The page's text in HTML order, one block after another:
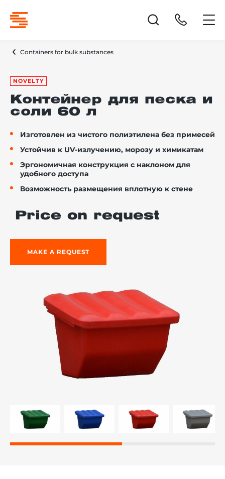
Containers for bulk substances
NOVELTY
Контейнер для песка и
соли 60 л
Изготовлен из чистого полиэтилена без примесей
Устойчив к UV-излучению, морозу и химикатам
Эргономичная конструкция с наклоном для
удобного доступа
Возможность размещения вплотную к стене
Price on request
MAKE A REQUEST